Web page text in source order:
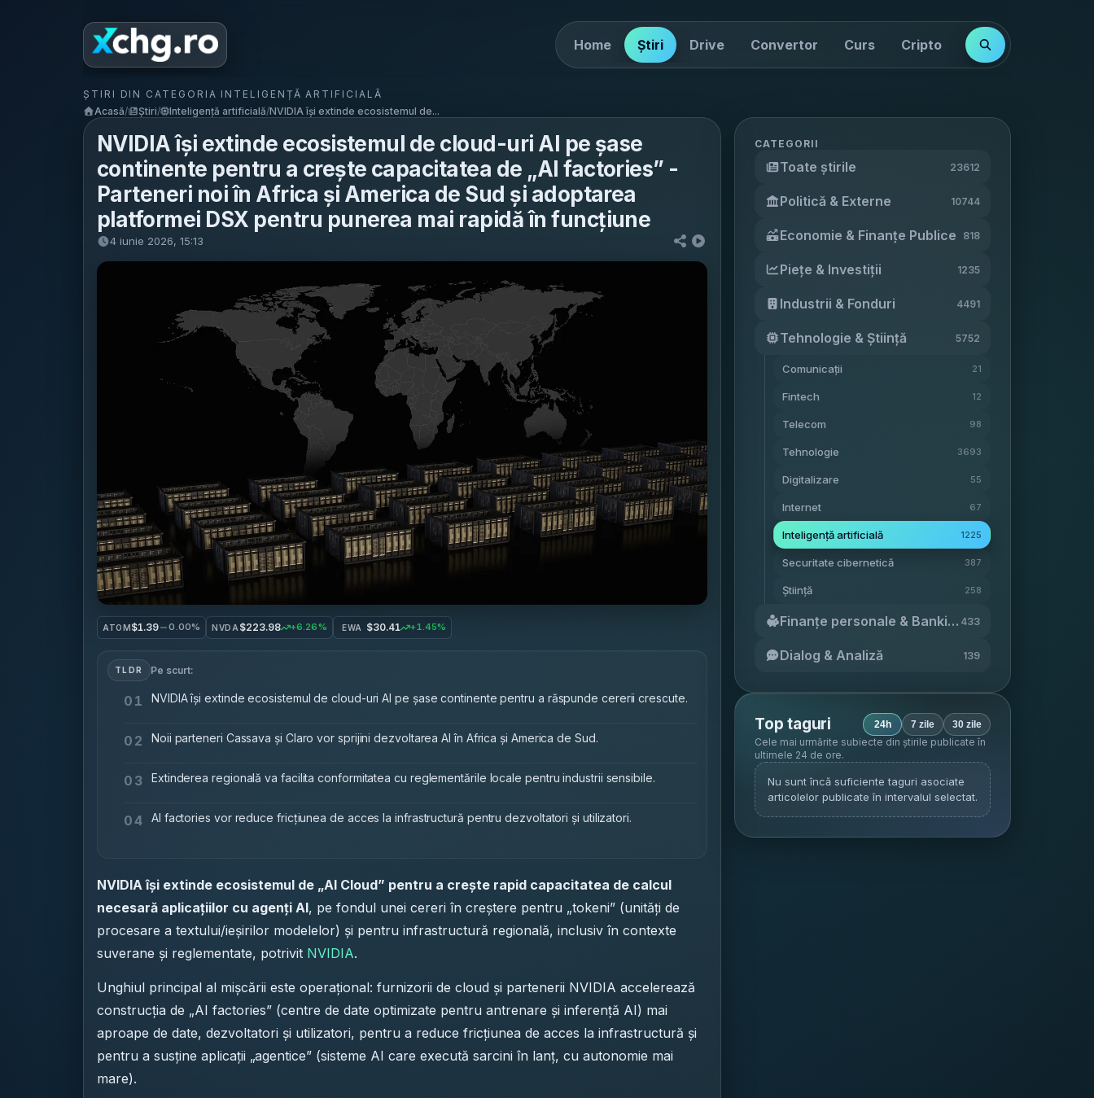
Home Știri Drive Convertor Curs Cripto Cotații
ȘTIRI DIN CATEGORIA INTELIGENȚĂ ARTIFICIALĂ
Acasă/ Știri/ Inteligență artificială/NVIDIA își extinde ecosistemul de...
NVIDIA își extinde ecosistemul de cloud-uri AI pe șase
continente pentru a crește capacitatea de „AI factories” -
Parteneri noi în Africa și America de Sud și adoptarea
platformei DSX pentru punerea mai rapidă în funcțiune
4 iunie 2026, 15:13
ATOM$1.39 0.00% NVDA $223.98 +6.26% EWA $30.41 +1.45%
TLDR Pe scurt:
01 NVIDIA își extinde ecosistemul de cloud-uri AI pe șase continente pentru a răspunde cererii crescute.
02 Noii parteneri Cassava și Claro vor sprijini dezvoltarea AI în Africa și America de Sud.
03 Extinderea regională va facilita conformitatea cu reglementările locale pentru industrii sensibile.
04 AI factories vor reduce fricțiunea de acces la infrastructură pentru dezvoltatori și utilizatori.
NVIDIA își extinde ecosistemul de „AI Cloud” pentru a crește rapid capacitatea de calcul
necesară aplicațiilor cu agenți AI, pe fondul unei cereri în creștere pentru „tokeni” (unități de
procesare a textului/ieșirilor modelelor) și pentru infrastructură regională, inclusiv în contexte
suverane și reglementate, potrivit NVIDIA.
Unghiul principal al mișcării este operațional: furnizorii de cloud și partenerii NVIDIA accelerează
construcția de „AI factories” (centre de date optimizate pentru antrenare și inferență AI) mai
aproape de date, dezvoltatori și utilizatori, pentru a reduce fricțiunea de acces la infrastructură și
pentru a susține aplicații „agentice” (sisteme AI care execută sarcini în lanț, cu autonomie mai
mare).
CATEGORII
Toate știrile 23612
Politică & Externe 10744
Economie & Finanțe Publice 818
Piețe & Investiții 1235
Industrii & Fonduri 4491
Tehnologie & Știință 5752
Comunicații 21
Fintech 12
Telecom 98
Tehnologie 3693
Digitalizare 55
Internet 67
Inteligență artificială 1225
Securitate cibernetică 387
Știință 258
Finanțe personale & Banking 433
Dialog & Analiză 139
Top taguri 24h 7 zile 30 zile
Cele mai urmărite subiecte din știrile publicate în
ultimele 24 de ore.
Nu sunt încă suficiente taguri asociate
articolelor publicate în intervalul selectat.